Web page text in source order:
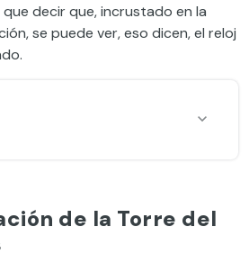
decir que, incrustado en la
se puede ver, eso dicen, el reloj
de la Torre del